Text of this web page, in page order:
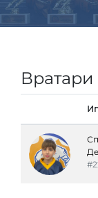
Вратари